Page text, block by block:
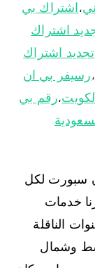
، اشتراك بي
اشتراك
تجديد اشتراك
، رسيفر بي ان
،رقم بي
سبورت لكل
خدمات
الناقلة
وشمال